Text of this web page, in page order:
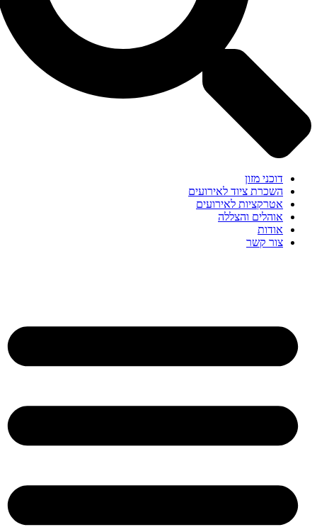
דוכני מזון
השכרת ציוד לאירועים
אטרקציות לאירועים
אוהלים והצללה
אודות
צור קשר